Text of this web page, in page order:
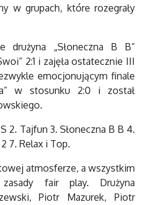
w grupach, które rozegrały
„Słoneczna B B”
2:1 i zajęła ostatecznie III
emocjonującym finale
w stosunku 2:0 i został
2. Tajfun 3. Słoneczna B B 4.
7. Relax i Top.
atmosferze, a wszystkim
zasady fair play. Drużyna
Piotr Mazurek, Piotr